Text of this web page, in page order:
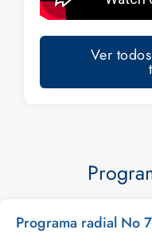
Ver
Programa radial No